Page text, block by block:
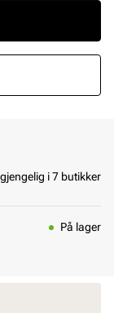
i 7 butikker
På lager